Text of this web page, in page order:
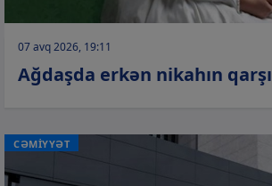
07 avq 2026, 19:11
Ağdaşda erkən nikahın
CƏMİYYƏT